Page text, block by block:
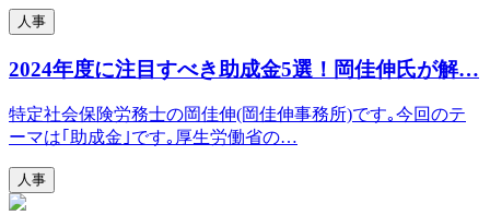
人事
2024年度に注目すべき助成金5選 ！岡佳伸氏が解…
特定社会保険労務士の岡佳伸(岡佳伸事務所)です｡今回のテ
ーマは｢助成金｣です｡厚生労働省の…
人事